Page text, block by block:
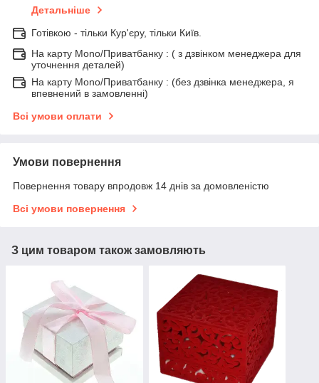
Детальніше
Готівкою - тільки Кур'єру, тільки Київ.
На карту Mono/Приватбанку : ( з дзвінком менеджера для
уточнення деталей)
На карту Mono/Приватбанку : (без дзвінка менеджера, я
впевнений в замовленні)
Всі умови оплати
Умови повернення
Повернення товару впродовж 14 днів за домовленістю
Всі умови повернення
З цим товаром також замовляють